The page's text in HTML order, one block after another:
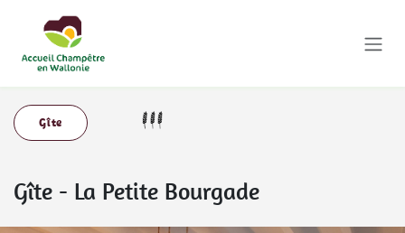
Gîte
Gîte - La Petite Bourgade